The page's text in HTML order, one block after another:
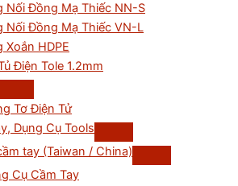
Nối Đồng Mạ Thiếc NN-S
Nối Đồng Mạ Thiếc VN-L
Xoắn HDPE
Điện Tole 1.2mm
Tơ Điện Tử
Dụng Cụ Tools
tay (Taiwan / China)
Cụ Cầm Tay